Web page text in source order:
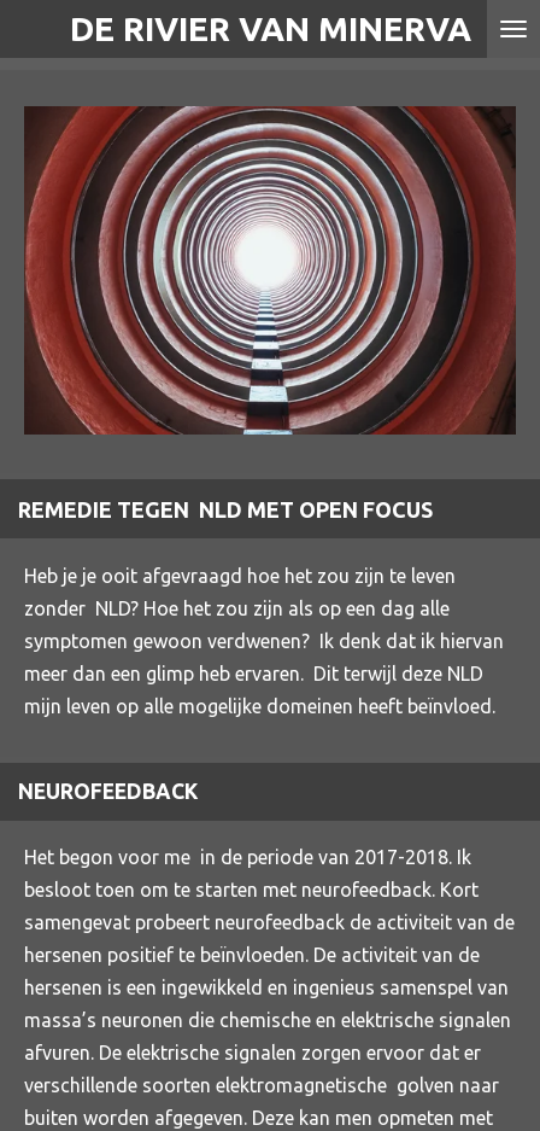
direct
hoofdinhoud
DE RIVIER VAN MINERVA
REMEDIE TEGEN NLD MET OPEN FOCUS
Heb je je ooit afgevraagd hoe het zou zijn te leven
zonder NLD? Hoe het zou zijn als op een dag alle
symptomen gewoon verdwenen? Ik denk dat ik hiervan
meer dan een glimp heb ervaren. Dit terwijl deze NLD
mijn leven op alle mogelijke domeinen heeft beïnvloed.
NEUROFEEDBACK
Het begon voor me in de periode van 2017-2018. Ik
besloot toen om te starten met neurofeedback. Kort
samengevat probeert neurofeedback de activiteit van de
hersenen positief te beïnvloeden. De activiteit van de
hersenen is een ingewikkeld en ingenieus samenspel van
massa’s neuronen die chemische en elektrische signalen
afvuren. De elektrische signalen zorgen ervoor dat er
verschillende soorten elektromagnetische golven naar
buiten worden afgegeven. Deze kan men opmeten met